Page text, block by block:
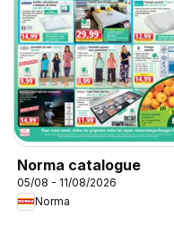
Norma catalogue
05/08 - 11/08/2026
Norma